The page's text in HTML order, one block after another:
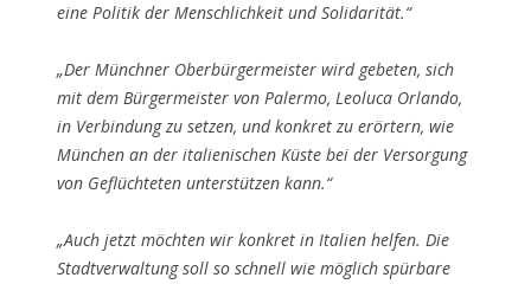
eine Politik der Menschlichkeit und Solidarität.​​​​​​​“
„Der Münchner Oberbürgermeister wird gebeten, sich
mit dem Bürgermeister von Palermo, Leoluca Orlando,
in Verbindung zu setzen, und konkret zu erörtern, wie
München an der italienischen Küste bei der Versorgung
von Geflüchteten unterstützen kann.“
„Auch jetzt möchten wir konkret in Italien helfen. Die
Stadtverwaltung soll so schnell wie möglich spürbare